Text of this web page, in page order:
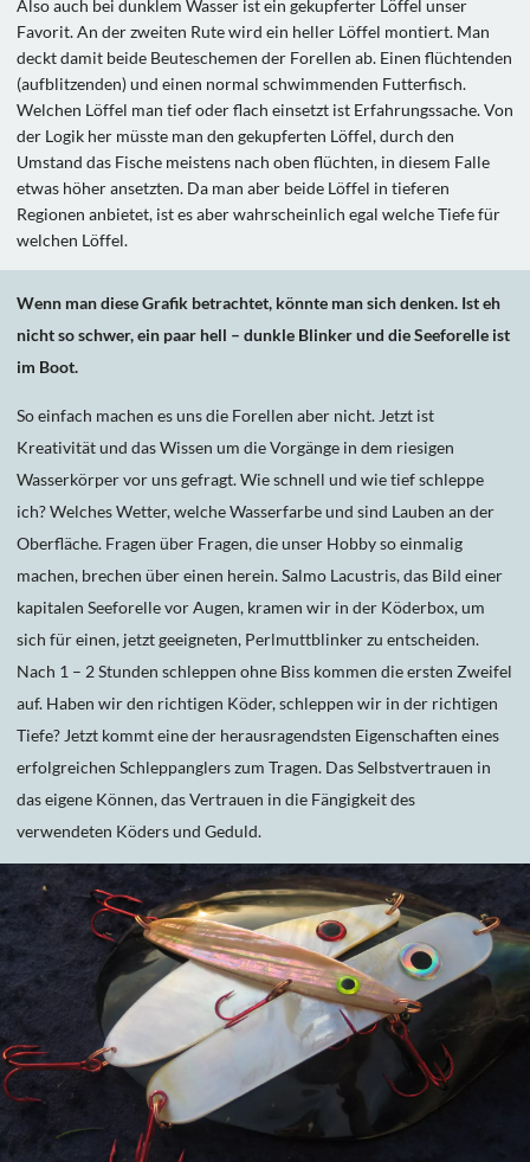
Also auch bei dunklem Wasser ist ein gekupferter Löffel unser
Favorit. An der zweiten Rute wird ein heller Löffel montiert. Man
deckt damit beide Beuteschemen der Forellen ab. Einen flüchtenden
(aufblitzenden) und einen normal schwimmenden Futterfisch.
Welchen Löffel man tief oder flach einsetzt ist Erfahrungssache. Von
der Logik her müsste man den gekupferten Löffel, durch den
Umstand das Fische meistens nach oben flüchten, in diesem Falle
etwas höher ansetzten. Da man aber beide Löffel in tieferen
Regionen anbietet, ist es aber wahrscheinlich egal welche Tiefe für
welchen Löffel.
Wenn man diese Grafik betrachtet, könnte man sich denken. Ist eh
nicht so schwer, ein paar hell – dunkle Blinker und die Seeforelle ist
im Boot.
So einfach machen es uns die Forellen aber nicht. Jetzt ist
Kreativität und das Wissen um die Vorgänge in dem riesigen
Wasserkörper vor uns gefragt. Wie schnell und wie tief schleppe
ich? Welches Wetter, welche Wasserfarbe und sind Lauben an der
Oberfläche. Fragen über Fragen, die unser Hobby so einmalig
machen, brechen über einen herein. Salmo Lacustris, das Bild einer
kapitalen Seeforelle vor Augen, kramen wir in der Köderbox, um
sich für einen, jetzt geeigneten, Perlmuttblinker zu entscheiden.
Nach 1 – 2 Stunden schleppen ohne Biss kommen die ersten Zweifel
auf. Haben wir den richtigen Köder, schleppen wir in der richtigen
Tiefe? Jetzt kommt eine der herausragendsten Eigenschaften eines
erfolgreichen Schleppanglers zum Tragen. Das Selbstvertrauen in
das eigene Können, das Vertrauen in die Fängigkeit des
verwendeten Köders und Geduld.